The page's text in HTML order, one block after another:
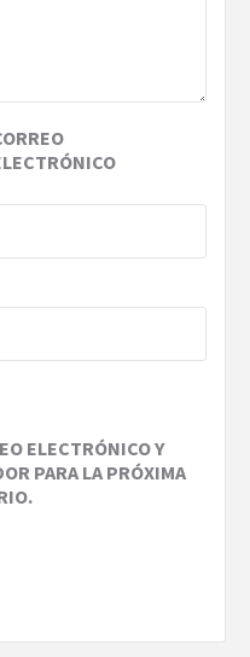
ELECTRÓNICO Y
PARA LA PRÓXIMA